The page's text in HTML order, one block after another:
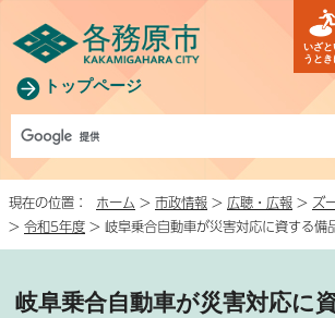
トップページ
いざと
うとき
現在の位置： ホーム > 市政情報 > 広聴・広報 > ズ
> 令和5年度 > 岐阜乗合自動車が災害対応に資する備
岐阜乗合自動車が災害対応に